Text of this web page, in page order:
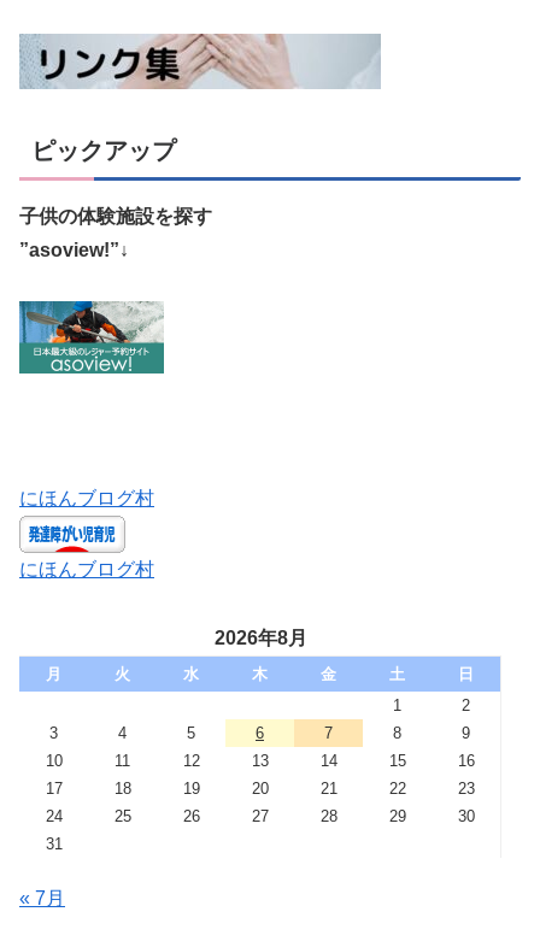
ピックアップ
子供の体験施設を探す
”asoview!”↓
にほんブログ村
にほんブログ村
2026年8月
月 火 水 木 金 土
日
1
2
3
4 5 6 7 8
9
10
11 12 13 14 15
16
17
18 19 20 21 22
23
24
25 26 27 28 29
30
31
« 7月